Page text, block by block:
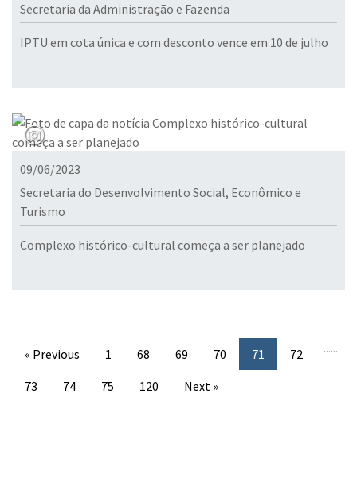
Secretaria da Administração e Fazenda
IPTU em cota única e com desconto vence em 10 de julho
09/06/2023
Secretaria do Desenvolvimento Social, Econômico e
Turismo
Complexo histórico-cultural começa a ser planejado
« Previous 1 ...
68 69 70 71
72
73
74 75
...
120
Next »